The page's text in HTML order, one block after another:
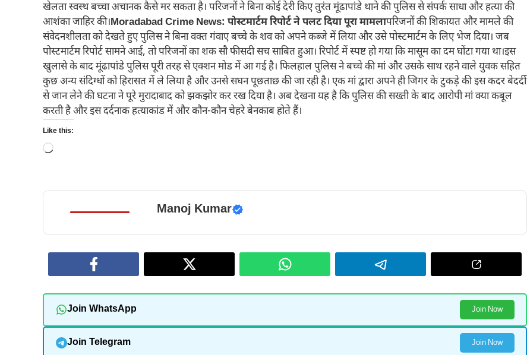
खेलता स्वस्थ बच्चा अचानक कैसे मर सकता है। परिजनों ने बिना कोई देरी किए तुरंत मूंढापांडे थाने की पुलिस से संपर्क साधा और हत्या की
आशंका जाहिर की।Moradabad Crime News: पोस्टमार्टम रिपोर्ट ने पलट दिया पूरा मामलापरिजनों की शिकायत और मामले की
संवेदनशीलता को देखते हुए पुलिस ने बिना वक्त गंवाए बच्चे के शव को अपने कब्जे में लिया और उसे पोस्टमार्टम के लिए भेज दिया। जब
पोस्टमार्टम रिपोर्ट सामने आई, तो परिजनों का शक सौ फीसदी सच साबित हुआ। रिपोर्ट में स्पष्ट हो गया कि मासूम का दम घोंटा गया था।इस
खुलासे के बाद मूंढापांडे पुलिस पूरी तरह से एक्शन मोड में आ गई है। फिलहाल पुलिस ने बच्चे की मां और उसके साथ रहने वाले युवक सहित
कुछ अन्य संदिग्धों को हिरासत में ले लिया है और उनसे सघन पूछताछ की जा रही है। एक मां द्वारा अपने ही जिगर के टुकड़े की इस कदर बेदर्दी
से जान लेने की घटना ने पूरे मुरादाबाद को झकझोर कर रख दिया है। अब देखना यह है कि पुलिस की सख्ती के बाद आरोपी मां क्या कबूल
करती है और इस दर्दनाक हत्याकांड में और कौन-कौन चेहरे बेनकाब होते हैं।
Like this:
Loading…
Manoj Kumar
Join WhatsApp Join Now
Join Telegram Join Now